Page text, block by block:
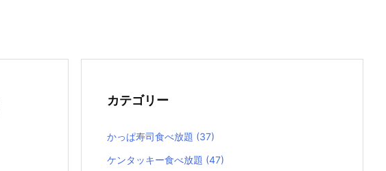
カテゴリー
かっぱ寿司食べ放題 (37)
ケンタッキー食べ放題 (47)